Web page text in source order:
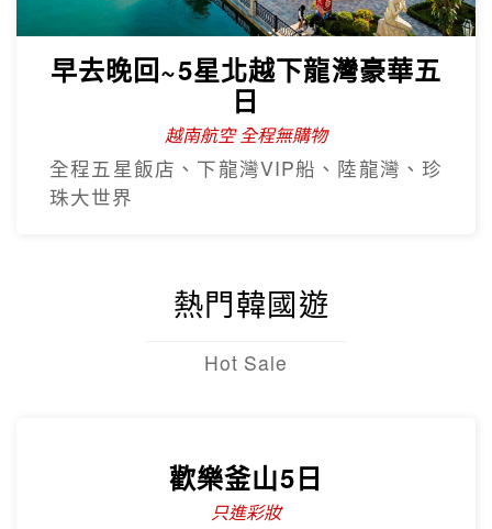
早去晚回~5星北越下龍灣豪華五
日
越南航空 全程無購物
全程五星飯店、下龍灣VIP船、陸龍灣、珍
珠大世界
熱門韓國遊
Hot Sale
歡樂釜山5日
只進彩妝